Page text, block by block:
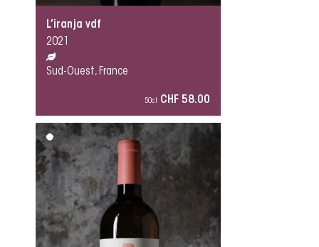
L’iranja vdf
2021
Sud-Ouest, France
50cl CHF 58.00